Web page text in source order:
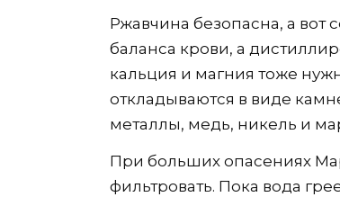
Ржавчина безопасна, а вот
баланса крови, а
кальция и магния тоже
откладываются в виде
металлы, медь, никель и
При больших опасениях
фильтровать. Пока вода